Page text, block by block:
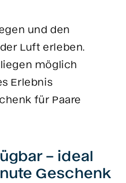
und den
Luft erleben.
möglich
Erlebnis
für Paare
– ideal
Geschenk